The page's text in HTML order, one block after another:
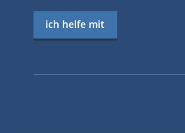
ich helfe mit